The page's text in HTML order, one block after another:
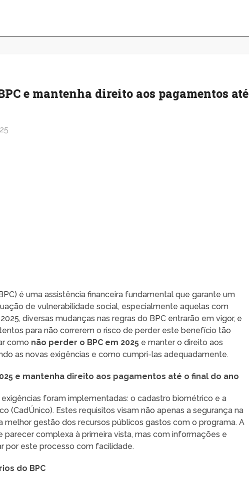
e mantenha direito aos pagamentos até
é uma assistência financeira fundamental que garante um
de vulnerabilidade social, especialmente aquelas com
diversas mudanças nas regras do BPC entrarão em vigor, e
para não correrem o risco de perder este benefício tão
como não perder o BPC em 2025 e manter o direito aos
as novas exigências e como cumpri-las adequadamente.
e mantenha direito aos pagamentos até o final do ano
foram implementadas: o cadastro biométrico e a
(CadÚnico). Estes requisitos visam não apenas a segurança na
gestão dos recursos públicos gastos com o programa. A
complexa à primeira vista, mas com informações e
por este processo com facilidade.
do BPC